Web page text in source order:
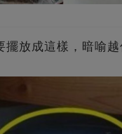
擺放成這樣，暗喻